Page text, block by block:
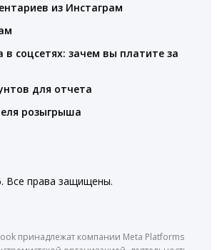
из Инстаграм
в соцсетях: зачем вы платите за
для отчета
розыгрыша
Все права защищены.
принадлежат компании Meta Platforms